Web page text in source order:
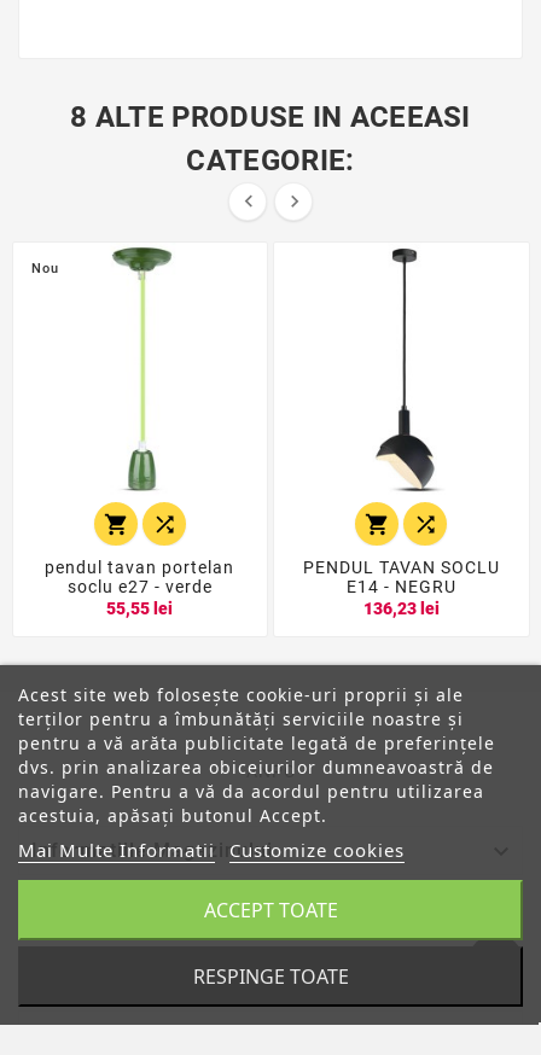
8 ALTE PRODUSE IN ACEEASI
CATEGORIE:
 
Nou
 
pendul tavan portelan
soclu e27 - verde
55,55 lei
 
PENDUL TAVAN SOCLU
E14 - NEGRU
136,23 lei
ANPC
Informatiile Magazinului
Acest site web folosește cookie-uri proprii și ale
terților pentru a îmbunătăți serviciile noastre și
pentru a vă arăta publicitate legată de preferințele
dvs. prin analizarea obiceiurilor dumneavoastră de
navigare. Pentru a vă da acordul pentru utilizarea
acestuia, apăsați butonul Accept.
Mai Multe Informatii Customize cookies
RESPINGE TOATE
ACCEPT TOATE